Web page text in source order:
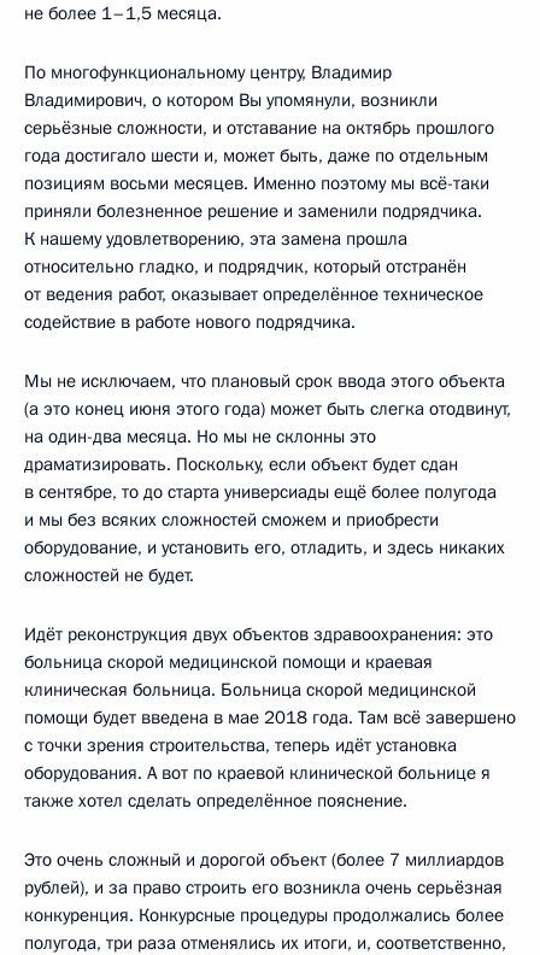
не более 1–1,5 месяца.
По многофункциональному центру, Владимир
Владимирович, о котором Вы упомянули, возникли
серьёзные сложности, и отставание на октябрь прошлого
года достигало шести и, может быть, даже по отдельным
позициям восьми месяцев. Именно поэтому мы всё-таки
приняли болезненное решение и заменили подрядчика.
К нашему удовлетворению, эта замена прошла
относительно гладко, и подрядчик, который отстранён
от ведения работ, оказывает определённое техническое
содействие в работе нового подрядчика.
Мы не исключаем, что плановый срок ввода этого объекта
(а это конец июня этого года) может быть слегка отодвинут,
на один-два месяца. Но мы не склонны это
драматизировать. Поскольку, если объект будет сдан
в сентябре, то до старта универсиады ещё более полугода
и мы без всяких сложностей сможем и приобрести
оборудование, и установить его, отладить, и здесь никаких
сложностей не будет.
Идёт реконструкция двух объектов здравоохранения: это
больница скорой медицинской помощи и краевая
клиническая больница. Больница скорой медицинской
помощи будет введена в мае 2018 года. Там всё завершено
с точки зрения строительства, теперь идёт установка
оборудования. А вот по краевой клинической больнице я
также хотел сделать определённое пояснение.
Это очень сложный и дорогой объект (более 7 миллиардов
рублей), и за право строить его возникла очень серьёзная
конкуренция. Конкурсные процедуры продолжались более
полугода, три раза отменялись их итоги, и, соответственно,